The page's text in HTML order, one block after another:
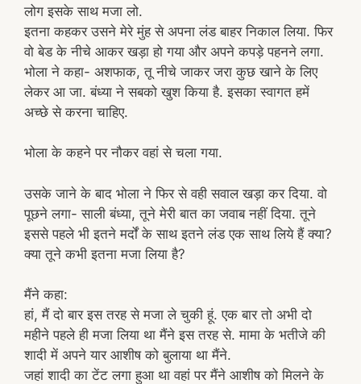
लोग इसके साथ मजा लो.
इतना कहकर उसने मेरे मुंह से अपना लंड बाहर निकाल लिया. फिर
वो बेड के नीचे आकर खड़ा हो गया और अपने कपड़े पहनने लगा.
भोला ने कहा- अशफाक, तू नीचे जाकर जरा कुछ खाने के लिए
लेकर आ जा. बंध्या ने सबको खुश किया है. इसका स्वागत हमें
अच्छे से करना चाहिए.
भोला के कहने पर नौकर वहां से चला गया.
उसके जाने के बाद भोला ने फिर से वही सवाल खड़ा कर दिया. वो
पूछने लगा- साली बंध्या, तूने मेरी बात का जवाब नहीं दिया. तूने
इससे पहले भी इतने मर्दों के साथ इतने लंड एक साथ लिये हैं क्या?
क्या तूने कभी इतना मजा लिया है?
मैंने कहा:
हां, मैं दो बार इस तरह से मजा ले चुकी हूं. एक बार तो अभी दो
महीने पहले ही मजा लिया था मैंने इस तरह से. मामा के भतीजे की
शादी में अपने यार आशीष को बुलाया था मैंने.
जहां शादी का टेंट लगा हुआ था वहां पर मैंने आशीष को मिलने के